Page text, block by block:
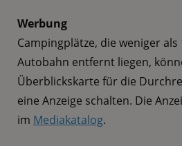
Werbung
Campingplätze, die weniger
Autobahn entfernt liegen,
Überblickskarte für die
eine Anzeige schalten. Die
im Mediakatalog.